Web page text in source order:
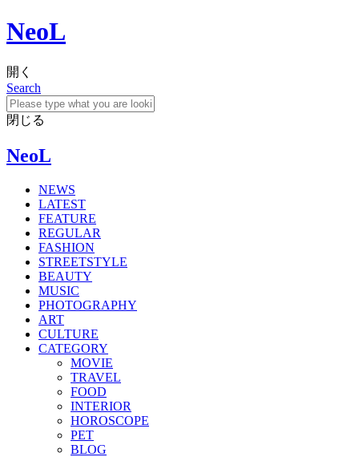
NeoL
開く
Search
閉じる
NeoL
NEWS
LATEST
FEATURE
REGULAR
FASHION
STREETSTYLE
BEAUTY
MUSIC
PHOTOGRAPHY
ART
CULTURE
CATEGORY
MOVIE
TRAVEL
FOOD
INTERIOR
HOROSCOPE
PET
BLOG